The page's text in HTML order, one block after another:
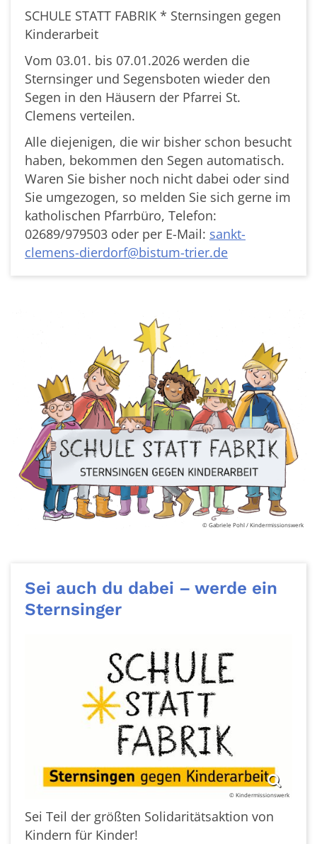
SCHULE STATT FABRIK * Sternsingen gegen
Kinderarbeit
Vom 03.01. bis 07.01.2026 werden die
Sternsinger und Segensboten wieder den
Segen in den Häusern der Pfarrei St.
Clemens verteilen.
Alle diejenigen, die wir bisher schon besucht
haben, bekommen den Segen automatisch.
Waren Sie bisher noch nicht dabei oder sind
Sie umgezogen, so melden Sie sich gerne im
katholischen Pfarrbüro, Telefon:
02689/979503 oder per E-Mail: sankt-
clemens-dierdorf@bistum-trier.de
© Gabriele Pohl / Kindermissionswerk
Sei auch du dabei – werde ein
Sternsinger
© Kindermissionswerk
Sei Teil der größten Solidaritätsaktion von
Kindern für Kinder!